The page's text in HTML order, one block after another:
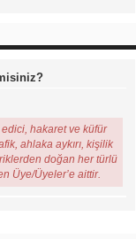
edici, hakaret ve küfür
ahlaka aykırı, kişilik
doğan her türlü
Üye/Üyeler’e aittir.